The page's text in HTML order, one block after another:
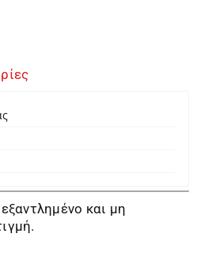
και μη